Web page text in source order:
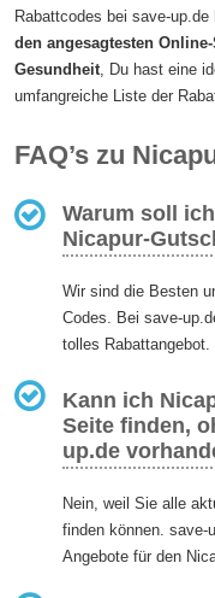
Rabattcodes bei save-
den angesagtesten
Gesundheit, Du hast eine
umfangreiche Liste der
FAQ’s zu
Warum soll
Nicapur-
Wir sind die Besten
Codes. Bei save-
tolles Rabattangebot.
Kann ich
Seite finden,
up.de
Nein, weil Sie alle
finden können. save-
Angebote für den